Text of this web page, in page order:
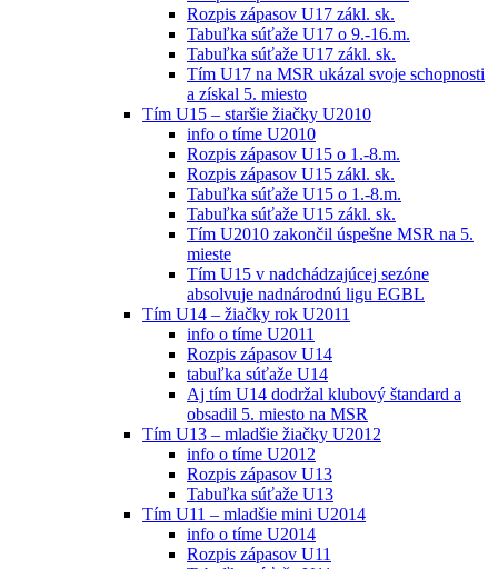
Rozpis zápasov U17 zákl. sk.
Tabuľka súťaže U17 o 9.-16.m.
Tabuľka súťaže U17 zákl. sk.
Tím U17 na MSR ukázal svoje schopnosti
a získal 5. miesto
Tím U15 – staršie žiačky U2010
info o tíme U2010
Rozpis zápasov U15 o 1.-8.m.
Rozpis zápasov U15 zákl. sk.
Tabuľka súťaže U15 o 1.-8.m.
Tabuľka súťaže U15 zákl. sk.
Tím U2010 zakončil úspešne MSR na 5.
mieste
Tím U15 v nadchádzajúcej sezóne
absolvuje nadnárodnú ligu EGBL
Tím U14 – žiačky rok U2011
info o tíme U2011
Rozpis zápasov U14
tabuľka súťaže U14
Aj tím U14 dodržal klubový štandard a
obsadil 5. miesto na MSR
Tím U13 – mladšie žiačky U2012
info o tíme U2012
Rozpis zápasov U13
Tabuľka súťaže U13
Tím U11 – mladšie mini U2014
info o tíme U2014
Rozpis zápasov U11